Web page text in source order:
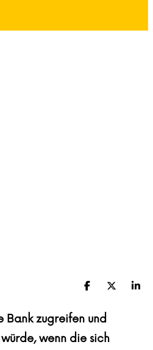
Facebook
X
Bank zugreifen und
wenn die sich